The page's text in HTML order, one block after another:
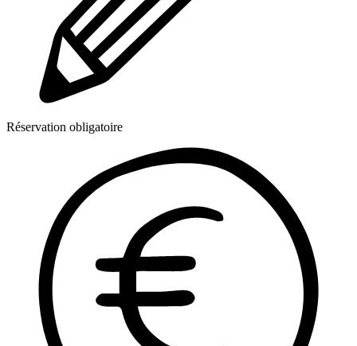
Réservation obligatoire